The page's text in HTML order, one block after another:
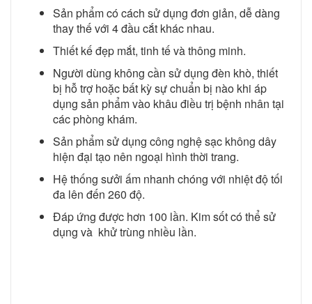
Sản phẩm có cách sử dụng đơn giản, dễ dàng
thay thế với 4 đầu cắt khác nhau.
Thiết kế đẹp mắt, tinh tế và thông minh.
Người dùng không cần sử dụng đèn khò, thiết
bị hỗ trợ hoặc bất kỳ sự chuẩn bị nào khi áp
dụng sản phẩm vào khâu điều trị bệnh nhân tại
các phòng khám.
Sản phẩm sử dụng công nghệ sạc không dây
hiện đại tạo nên ngoại hình thời trang.
Hệ thống sưởi ấm nhanh chóng với nhiệt độ tối
đa lên đến 260 độ.
Đáp ứng được hơn 100 lần. Kim sốt có thể sử
dụng và khử trùng nhiều lần.